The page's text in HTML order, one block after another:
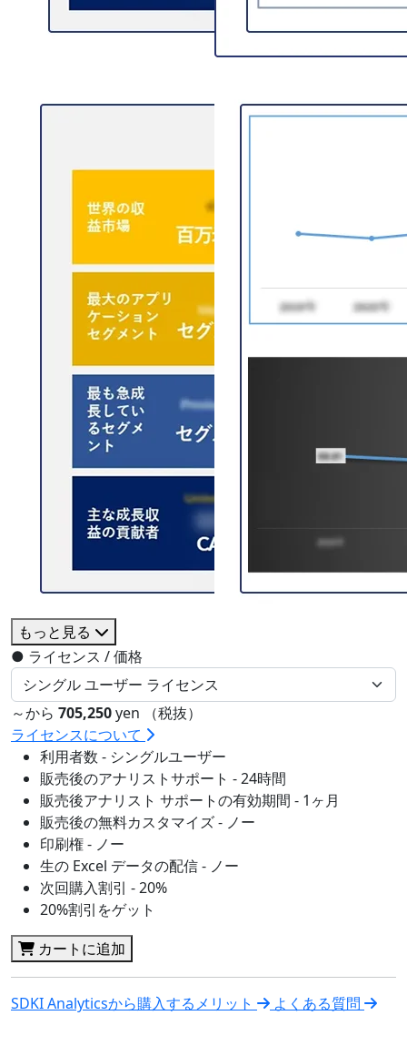
もっと見る
● ライセンス / 価格
～から 705,250yen （税抜）
ライセンスについて
利用者数 - シングルユーザー
販売後のアナリストサポート - 24時間
販売後アナリスト サポートの有効期間 - 1ヶ月
販売後の無料カスタマイズ - ノー
印刷権 - ノー
生の Excel データの配信 - ノー
次回購入割引 - 20%
20%割引をゲット
カートに追加
SDKI Analyticsから購入するメリット よくある質問